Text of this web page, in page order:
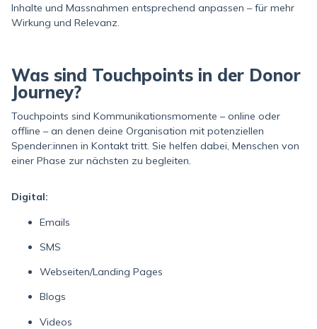
Inhalte und Massnahmen entsprechend anpassen – für mehr
Wirkung und Relevanz.
Was sind Touchpoints in der Donor
Journey?
Touchpoints sind Kommunikationsmomente – online oder
offline – an denen deine Organisation mit potenziellen
Spender:innen in Kontakt tritt. Sie helfen dabei, Menschen von
einer Phase zur nächsten zu begleiten.
Digital:
Emails
SMS
Webseiten/Landing Pages
Blogs
Videos